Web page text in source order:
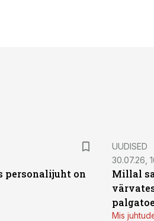
personalijuht on
UUDISED
30.07.26,
Millal
Mis